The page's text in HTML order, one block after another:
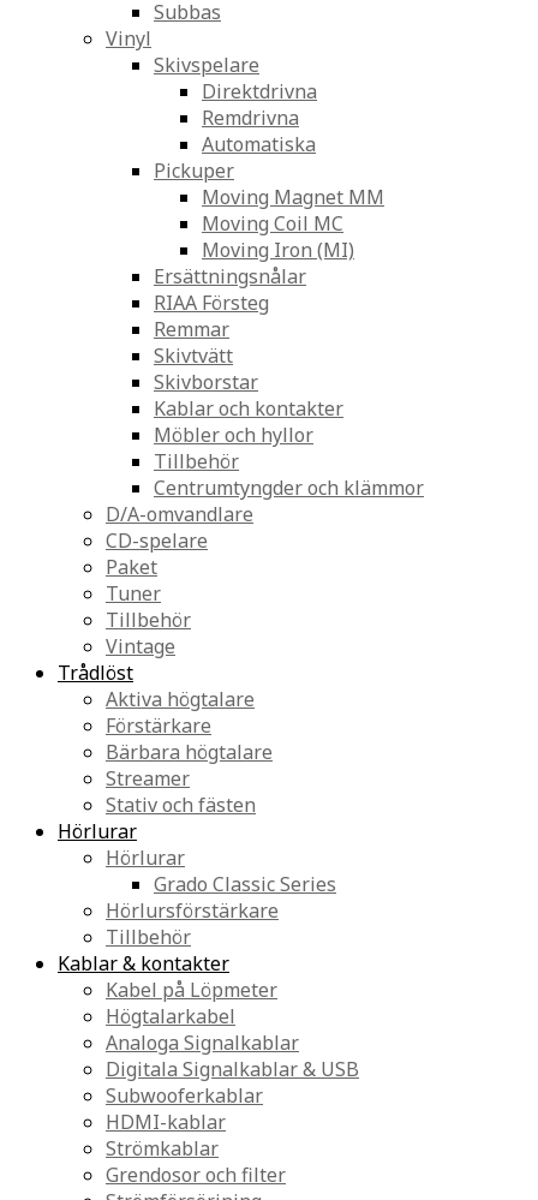
Subbas
Vinyl
Skivspelare
Direktdrivna
Remdrivna
Automatiska
Pickuper
Moving Magnet MM
Moving Coil MC
Moving Iron (MI)
Ersättningsnålar
RIAA Försteg
Remmar
Skivtvätt
Skivborstar
Kablar och kontakter
Möbler och hyllor
Tillbehör
Centrumtyngder och klämmor
D/A-omvandlare
CD-spelare
Paket
Tuner
Tillbehör
Vintage
Trådlöst
Aktiva högtalare
Förstärkare
Bärbara högtalare
Streamer
Stativ och fästen
Hörlurar
Hörlurar
Grado Classic Series
Hörlursförstärkare
Tillbehör
Kablar & kontakter
Kabel på Löpmeter
Högtalarkabel
Analoga Signalkablar
Digitala Signalkablar & USB
Subwooferkablar
HDMI-kablar
Strömkablar
Grendosor och filter